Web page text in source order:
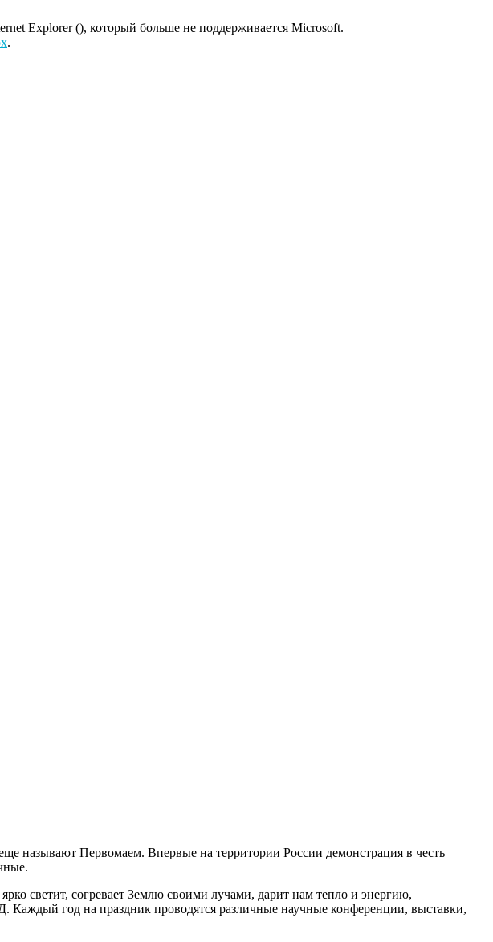
Explorer (), который больше не поддерживается Microsoft.
.
называют Первомаем. Впервые на территории России демонстрация в честь
светит, согревает Землю своими лучами, дарит нам тепло и энергию,
год на праздник проводятся различные научные конференции, выставки,